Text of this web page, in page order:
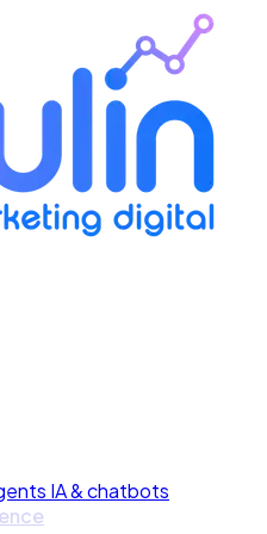
IA & chatbots